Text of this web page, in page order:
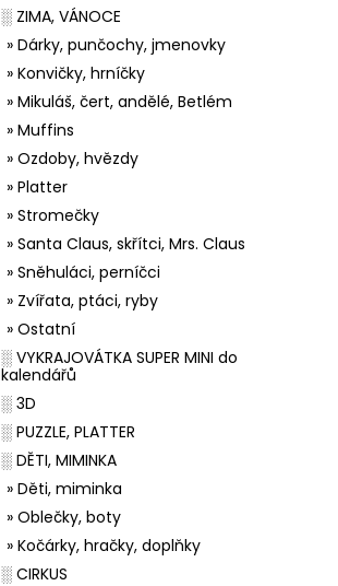
░ ZIMA, VÁNOCE
» Dárky, punčochy, jmenovky
» Konvičky, hrníčky
» Mikuláš, čert, andělé, Betlém
» Muffins
» Ozdoby, hvězdy
» Platter
» Stromečky
» Santa Claus, skřítci, Mrs. Claus
» Sněhuláci, perníčci
» Zvířata, ptáci, ryby
» Ostatní
░ VYKRAJOVÁTKA SUPER MINI do
kalendářů
░ 3D
░ PUZZLE, PLATTER
░ DĚTI, MIMINKA
» Děti, miminka
» Oblečky, boty
» Kočárky, hračky, doplňky
░ CIRKUS